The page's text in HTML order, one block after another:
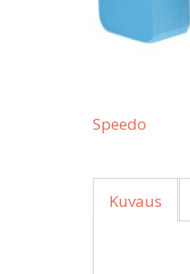
Speedo
Kuvaus